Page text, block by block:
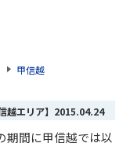
甲信越
エリア】 2015.04.24
期間に甲信越では以